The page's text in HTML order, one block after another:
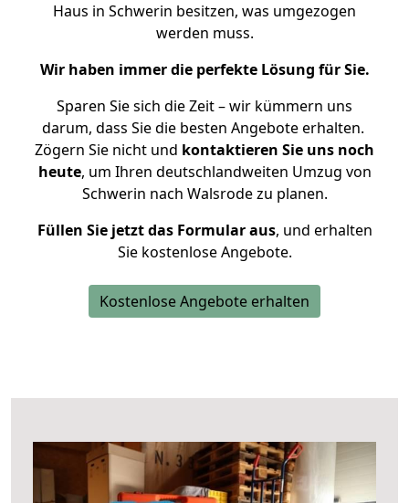
Haus in Schwerin besitzen, was umgezogen
werden muss.
Wir haben immer die perfekte Lösung für Sie.
Sparen Sie sich die Zeit – wir kümmern uns
darum, dass Sie die besten Angebote erhalten.
Zögern Sie nicht und kontaktieren Sie uns noch
heute, um Ihren deutschlandweiten Umzug von
Schwerin nach Walsrode zu planen.
Füllen Sie jetzt das Formular aus, und erhalten
Sie kostenlose Angebote.
Kostenlose Angebote erhalten